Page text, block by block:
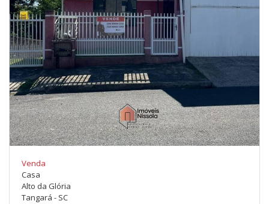
Venda
Casa
Alto da Glória
Tangará - SC